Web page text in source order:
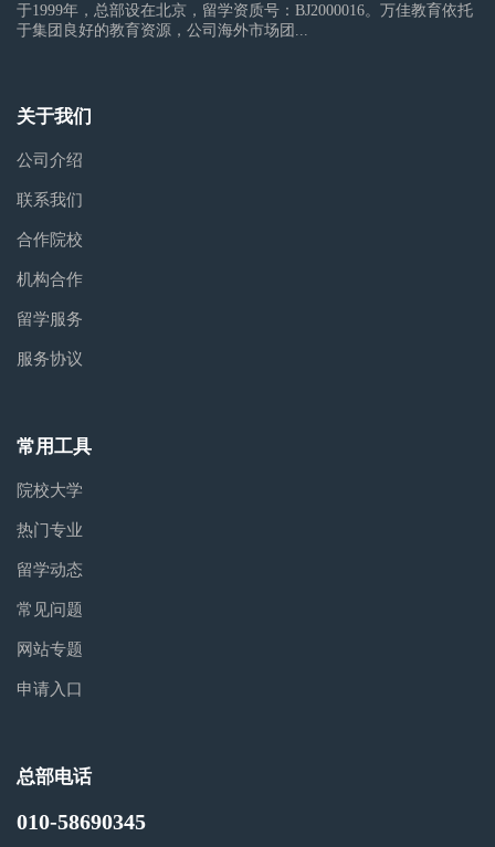
于1999年，总部设在北京，留学资质号：BJ2000016。万佳教育依托
于集团良好的教育资源，公司海外市场团...
关于我们
公司介绍
联系我们
合作院校
机构合作
留学服务
服务协议
常用工具
院校大学
热门专业
留学动态
常见问题
网站专题
申请入口
总部电话
010-58690345